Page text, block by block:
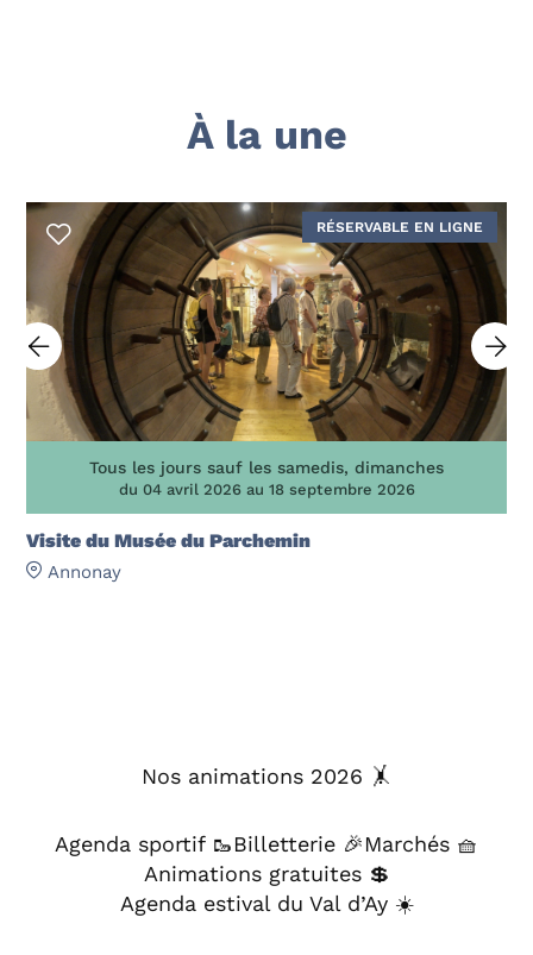
À la une
Tous les jours sauf les samedis, dimanches
du 04 avril 2026 au 18 septembre 2026
Visite du Musée du Parchemin
Annonay
RÉSERVABLE EN LIGNE
Nos animations 2026 🤸
Agenda sportif 🥾Billetterie 🎉Marchés 🧺
Animations gratuites 💲
Agenda estival du Val d’Ay ☀️